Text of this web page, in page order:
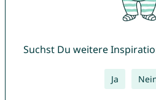
Suchst Du weitere
Ja